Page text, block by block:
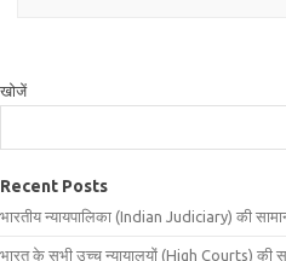
खोजें
Recent Posts
भारतीय न्यायपालिका (Indian Judiciary) की
भारत के सभी उच्च न्यायालयों (High Courts) की